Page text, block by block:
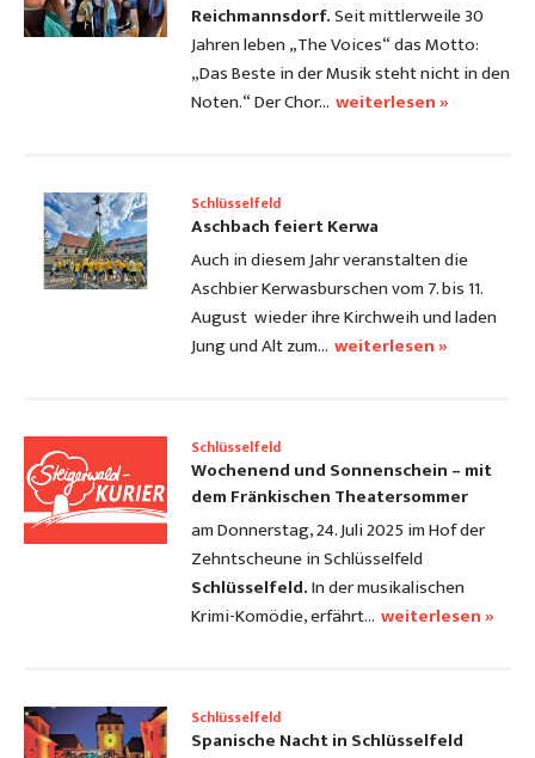
Reichmannsdorf.Seit mittlerweile 30
Jahren leben „The Voices“ das Motto:
„Das Beste in der Musik steht nicht in den
Noten.“ Der Chor… weiterlesen »
Schlüsselfeld
Aschbach feiert Kerwa
Auch in diesem Jahr veranstalten die
Aschbier Kerwasburschen vom 7. bis 11.
August wieder ihre Kirchweih und laden
Jung und Alt zum… weiterlesen »
Schlüsselfeld
Wochenend und Sonnenschein – mit
dem Fränkischen Theatersommer
am Donnerstag, 24. Juli 2025 im Hof der
Zehntscheune in Schlüsselfeld
Schlüsselfeld.In der musikalischen
Krimi-Komödie, erfährt… weiterlesen »
Schlüsselfeld
Spanische Nacht in Schlüsselfeld